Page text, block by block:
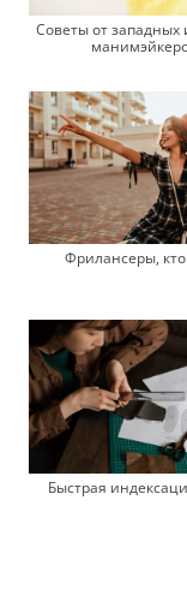
Советы от западных
Фрилансеры,
Быстрая